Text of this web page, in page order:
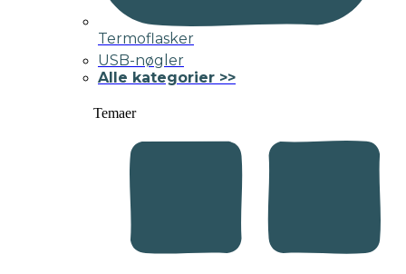
Termoflasker
USB-nøgler
Alle kategorier >>
Temaer